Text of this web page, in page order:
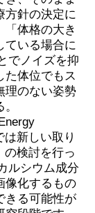
方針の決定に
「体格の大き
ている場合に
でノイズを抑
た体位でもス
理のない姿勢
新しい取り
の検討を行っ
ルシウム成分
像化するもの
きる可能性が